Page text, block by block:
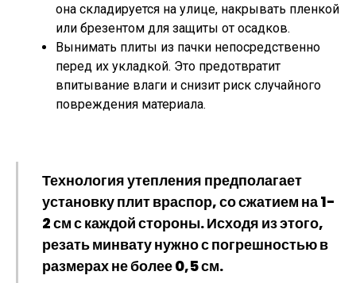
она складируется на улице, накрывать пленкой
или брезентом для защиты от осадков.
Вынимать плиты из пачки непосредственно
перед их укладкой. Это предотвратит
впитывание влаги и снизит риск случайного
повреждения материала.
Технология утепления предполагает
установку плит враспор, со сжатием на 1-
2 см с каждой стороны. Исходя из этого,
резать минвату нужно с погрешностью в
размерах не более 0,5 см.